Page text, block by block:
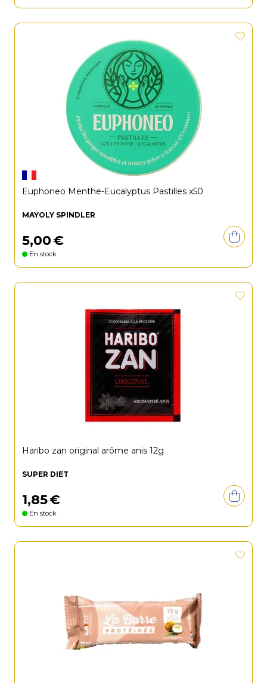
Euphoneo Menthe-Eucalyptus Pastilles x50
MAYOLY SPINDLER
5,00€
En stock
Haribo zan original arôme anis 12g
SUPER DIET
1,85€
En stock